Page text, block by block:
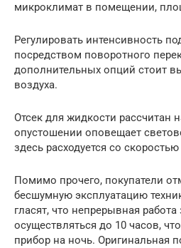
микроклимат в помещении,
Регулировать интенсивность
посредством поворотного
дополнительных опций стоит
воздуха.
Отсек для жидкости рассчитан
опустошении оповещает
здесь расходуется со
Помимо прочего, покупатели
бесшумную эксплуатацию
гласят, что непрерывная
осуществляться до 10 часов,
прибор на ночь. Оригинальная